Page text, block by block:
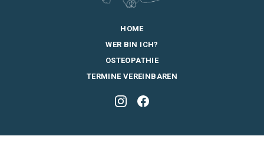
HOME
WER BIN ICH?
OSTEOPATHIE
TERMINE VEREINBAREN